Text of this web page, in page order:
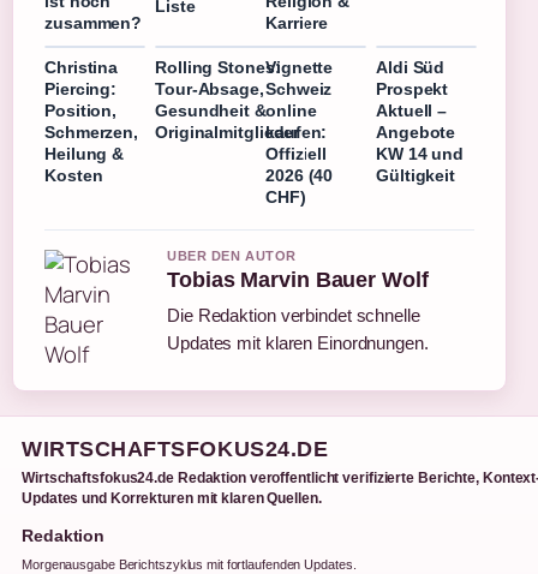
zusammen?
Liste
Karriere
Christina
Piercing:
Position,
Schmerzen,
Heilung &
Kosten
Rolling Stones:
Tour-Absage,
Gesundheit &
Originalmitglieder
Vignette
Schweiz
online
kaufen:
Offiziell
2026 (40
CHF)
Aldi Süd
Prospekt
Aktuell –
Angebote
KW 14 und
Gültigkeit
UBER DEN AUTOR
Tobias Marvin Bauer Wolf
Die Redaktion verbindet schnelle
Updates mit klaren Einordnungen.
WIRTSCHAFTSFOKUS24.DE
Wirtschaftsfokus24.de Redaktion veroffentlicht verifizierte Berichte,
Updates und Korrekturen mit klaren Quellen.
Redaktion
Morgenausgabe Berichtszyklus mit fortlaufenden Updates.